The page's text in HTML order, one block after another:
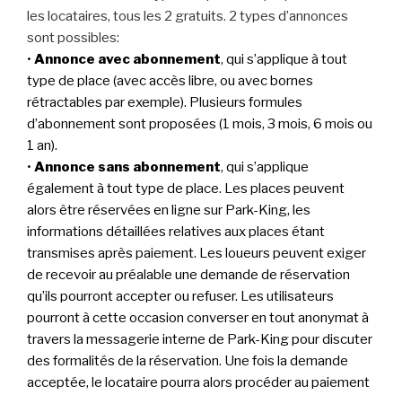
les locataires, tous les 2 gratuits. 2 types d’annonces
sont possibles:
• Annonce avec abonnement, qui s’applique à tout
type de place (avec accès libre, ou avec bornes
rétractables par exemple). Plusieurs formules
d’abonnement sont proposées (1 mois, 3 mois, 6 mois ou
1 an).
• Annonce sans abonnement, qui s’applique
également à tout type de place. Les places peuvent
alors être réservées en ligne sur Park-King, les
informations détaillées relatives aux places étant
transmises après paiement. Les loueurs peuvent exiger
de recevoir au préalable une demande de réservation
qu’ils pourront accepter ou refuser. Les utilisateurs
pourront à cette occasion converser en tout anonymat à
travers la messagerie interne de Park-King pour discuter
des formalités de la réservation. Une fois la demande
acceptée, le locataire pourra alors procéder au paiement